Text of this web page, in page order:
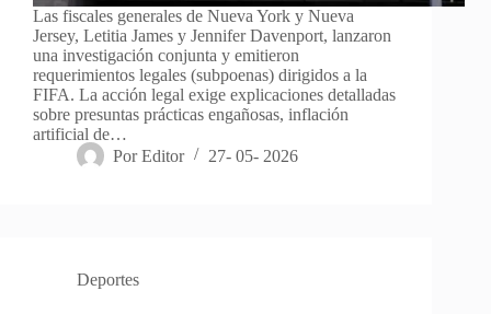
Las fiscales generales de Nueva York y Nueva
Jersey, Letitia James y Jennifer Davenport, lanzaron
una investigación conjunta y emitieron
requerimientos legales (subpoenas) dirigidos a la
FIFA. La acción legal exige explicaciones detalladas
sobre presuntas prácticas engañosas, inflación
artificial de…
Por Editor 27- 05- 2026
Deportes